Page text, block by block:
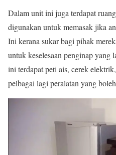
Dalam unit ini juga terdapat
digunakan untuk memasak jika
Ini kerana sukar bagi pihak
untuk keselesaan penginap yang
ini terdapat peti ais, cerek
pelbagai lagi peralatan yang